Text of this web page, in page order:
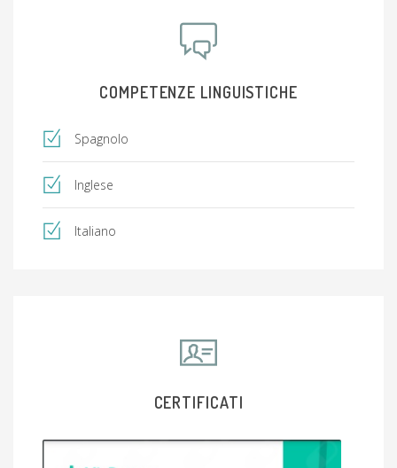
COMPETENZE LINGUISTICHE
Spagnolo
Inglese
Italiano
CERTIFICATI